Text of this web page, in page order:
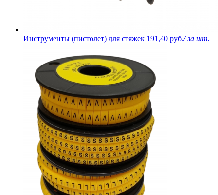
Инструменты (пистолет) для стяжек 191,40 руб./ за шт.